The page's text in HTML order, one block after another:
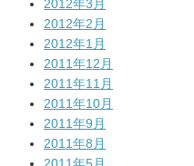
2012年3月
2012年2月
2012年1月
2011年12月
2011年11月
2011年10月
2011年9月
2011年8月
2011年5月